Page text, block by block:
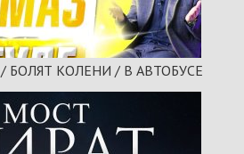
БОЛЯТ КОЛЕНИ / В АВТОБУСЕ